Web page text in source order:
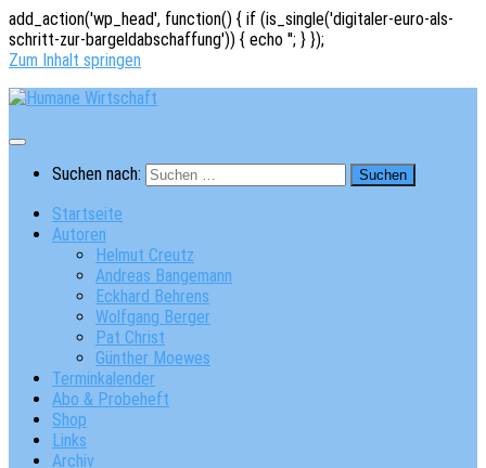
add_action('wp_head', function() { if (is_single('digitaler-euro-als-
schritt-zur-bargeldabschaffung')) { echo ''; } });
Zum Inhalt springen
Suchen nach:
Startseite
Autoren
Helmut Creutz
Andreas Bangemann
Eckhard Behrens
Wolfgang Berger
Pat Christ
Günther Moewes
Terminkalender
Abo & Probeheft
Shop
Links
Archiv